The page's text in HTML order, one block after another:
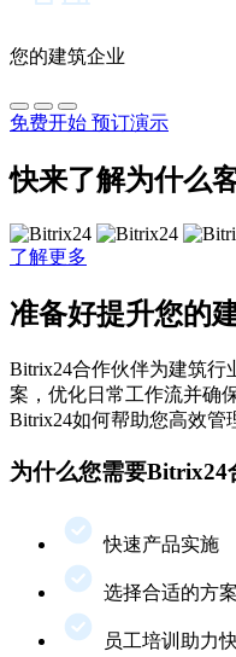
您的建筑企业
免费开始 预订演示
快来了解为什么
了解更多
准备好提升您的
Bitrix24合作伙伴为建筑行
案，优化日常工作流并确
Bitrix24如何帮助您高效管
为什么您需要Bitrix24
快速产品实施
选择合适的方案
员工培训助力